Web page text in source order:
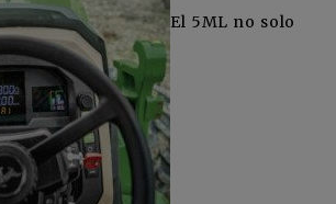
El 5ML no solo